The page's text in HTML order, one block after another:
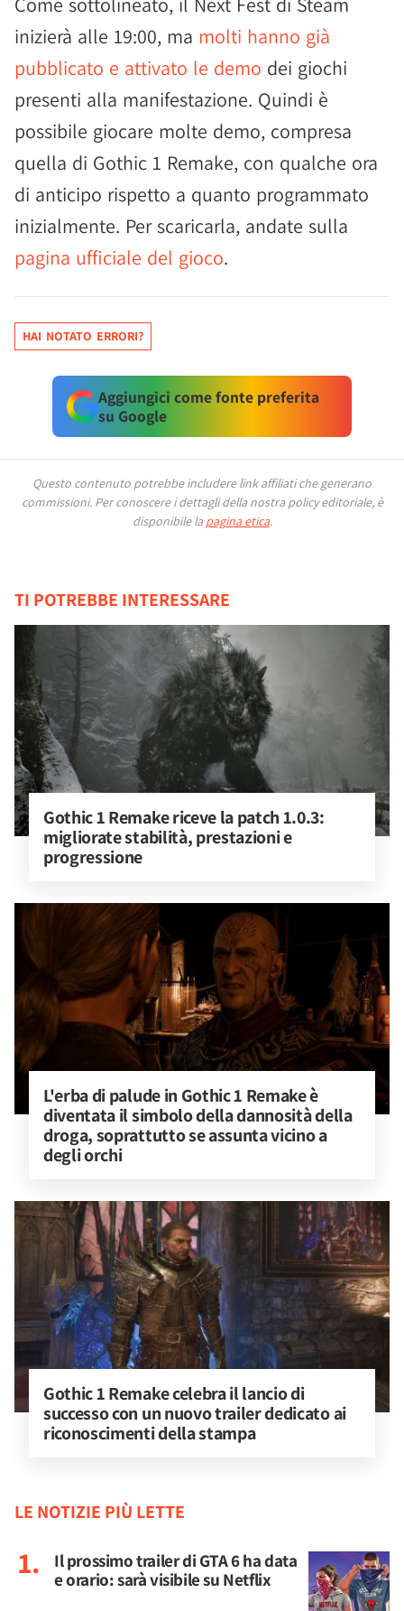
inizierà alle 19:00, ma molti hanno già
pubblicato e attivato le demo dei giochi
presenti alla manifestazione. Quindi è
possibile giocare molte demo, compresa
quella di Gothic 1 Remake, con qualche ora
di anticipo rispetto a quanto programmato
inizialmente. Per scaricarla, andate sulla
pagina ufficiale del gioco.
HAI NOTATO ERRORI?
Aggiungici come fonte preferita
su Google
Questo contenuto potrebbe includere link affiliati che generano
commissioni. Per conoscere i dettagli della nostra policy editoriale, è
disponibile la pagina etica.
TI POTREBBE INTERESSARE
Gothic 1 Remake riceve la patch 1.0.3:
migliorate stabilità, prestazioni e
progressione
L'erba di palude in Gothic 1 Remake è
diventata il simbolo della dannosità della
droga, soprattutto se assunta vicino a
degli orchi
Gothic 1 Remake celebra il lancio di
successo con un nuovo trailer dedicato ai
riconoscimenti della stampa
LE NOTIZIE PIÙ LETTE
Il prossimo trailer di GTA 6 ha data
e orario: sarà visibile su Netflix